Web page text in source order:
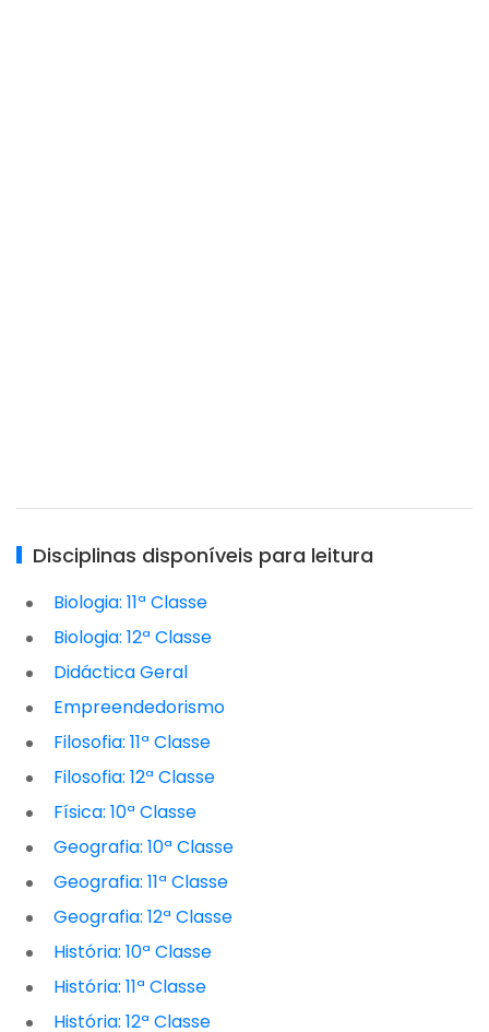
Disciplinas disponíveis para leitura
Biologia: 11ª Classe
Biologia: 12ª Classe
Didáctica Geral
Empreendedorismo
Filosofia: 11ª Classe
Filosofia: 12ª Classe
Física: 10ª Classe
Geografia: 10ª Classe
Geografia: 11ª Classe
Geografia: 12ª Classe
História: 10ª Classe
História: 11ª Classe
História: 12ª Classe